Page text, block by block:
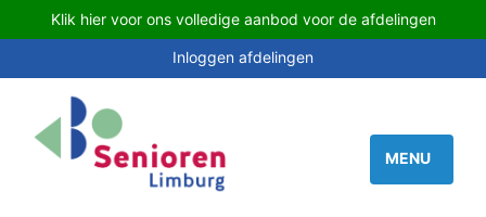
Klik hier voor ons volledige aanbod voor de afdelingen
Inloggen afdelingen